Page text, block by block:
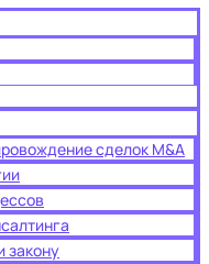
сделок M&A
закону